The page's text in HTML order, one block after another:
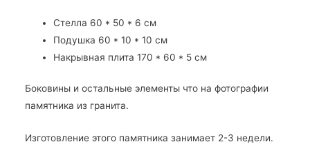
Стелла 60 * 50 * 6 см
Подушка 60 * 10 * 10 см
Накрывная плита 170 * 60 * 5 см
Боковины и остальные элементы что на фотографии
памятника из гранита.
Изготовление этого памятника занимает 2-3 недели.